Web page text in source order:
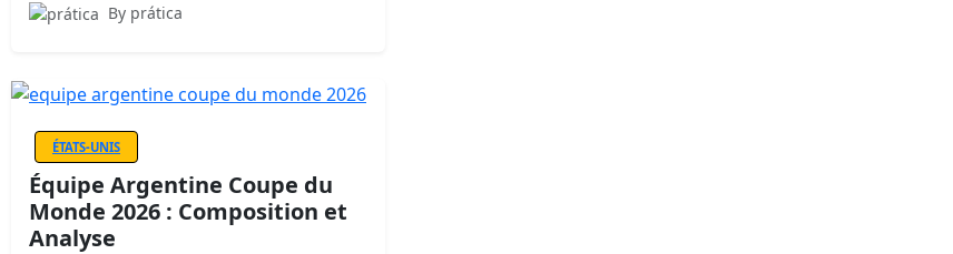
By prática
ÉTATS-UNIS
Équipe Argentine Coupe du
Monde 2026 : Composition et
Analyse